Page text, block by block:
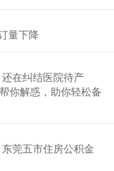
量下降
在纠结医院待产
你解惑，助你轻松备
莞五市住房公积金